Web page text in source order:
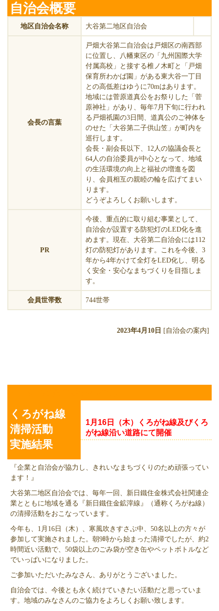
自治会概要
地区自治会名称 大谷第二地区自治会
会長の言葉
戸畑大谷第二自治会は戸畑区の南西部
に位置し、八幡東区の「九州国際大学
付属高校」と接する椎ノ木町と「戸畑
保育所わかば園」がある東大谷一丁目
との高低差はゆうに70mはあります。
地域には菅原道真公をお祭りした「菅
原神社」があり、毎年7月下旬に行われ
る戸畑祇園の3日間、道真公のご神体を
のせた「大谷第二子供山笠」が町内を
巡行します。
会長・副会長以下、12人の協議会長と
64人の自治委員が中心となって、地域
の生活環境の向上と福祉の増進を図
り、会員相互の親睦の輪を広げてまい
ります。
どうぞよろしくお願いします。
PR
今後、重点的に取り組む事業として、
自治会が設置する防犯灯のLED化を進
めます。現在、大谷第二自治会には112
灯の防犯灯があります。これを今後、3
年から4年かけて全灯をLED化し、明る
く安全・安心なまちづくりを目指しま
す。
会員世帯数 744世帯
2023年4月10日 [自治会の案内]
くろがね線
清掃活動
実施結果
1月16日（木）くろがね線及びくろ
がね線沿い道路にて開催
『企業と自治会が協力し、きれいなまちづくりのため頑張ってい
ます！』
大谷第二地区自治会では、毎年一回、新日鐵住金株式会社関連企
業とともに地域を通る『新日鐵住金鉱滓線』（通称くろがね線）
の清掃活動をおこなっています。
今年も、1月16日（木）、寒風吹きすさぶ中、50名以上の方々が
参加して実施されました。朝9時から始まった清掃でしたが、約2
時間近い活動で、50袋以上のごみ袋が空き缶やペットボトルなど
でいっぱいになりました。
ご参加いただいたみなさん、ありがとうございました。
自治会では、今後とも永く続けていきたい活動だと思っていま
す。地域のみなさんのご協力をよろしくお願い致します。